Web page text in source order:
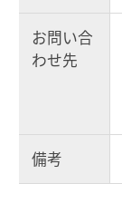
お問い合
わせ先
備考